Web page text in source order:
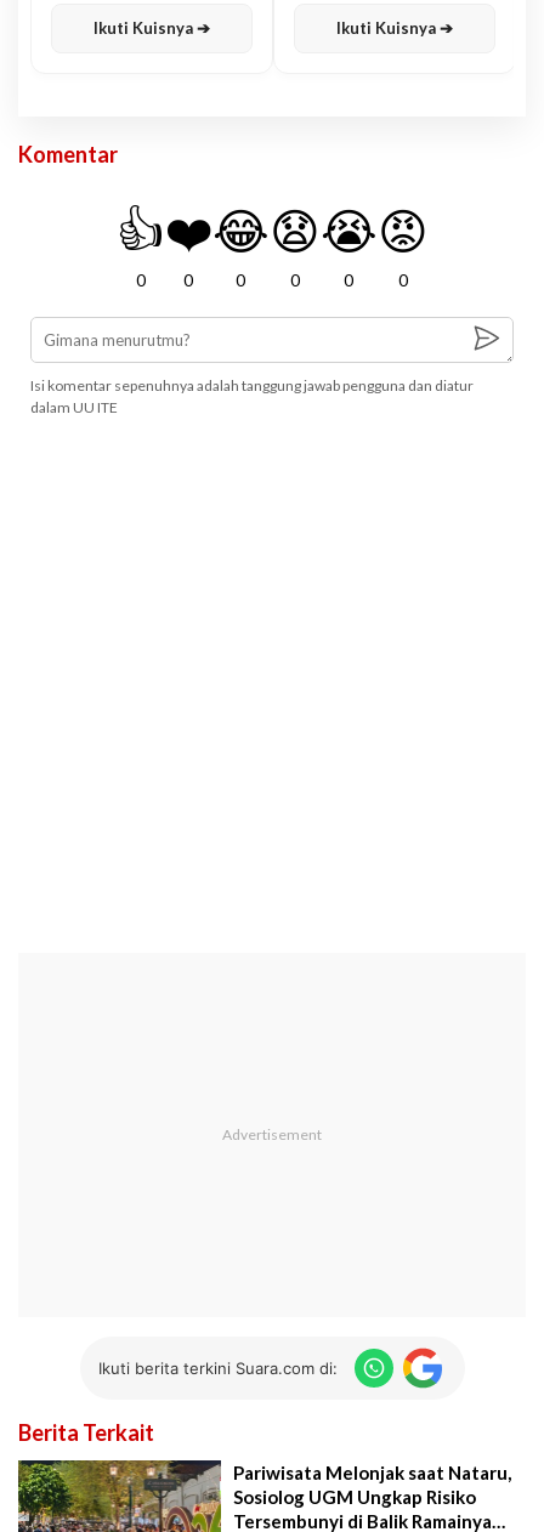
Ikuti Kuisnya ➔ Ikuti Kuisnya ➔
Komentar
👍
0
❤️
0
😂
0
😧
0
😭
0
😡
0
Isi komentar sepenuhnya adalah tanggung jawab pengguna dan diatur
dalam UU ITE
Ikuti berita terkini Suara.com di:
Berita Terkait
Pariwisata Melonjak saat Nataru,
Sosiolog UGM Ungkap Risiko
Tersembunyi di Balik Ramainya